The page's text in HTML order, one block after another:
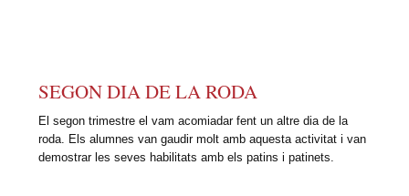
SEGON DIA DE LA RODA
El segon trimestre el vam acomiadar fent un altre dia de la
roda. Els alumnes van gaudir molt amb aquesta activitat i van
demostrar les seves habilitats amb els patins i patinets.